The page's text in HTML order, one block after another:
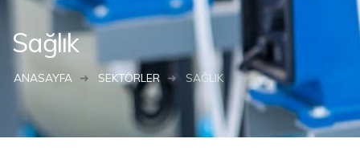
Sağlık
ANASAYFA SEKTÖRLER SAĞLIK